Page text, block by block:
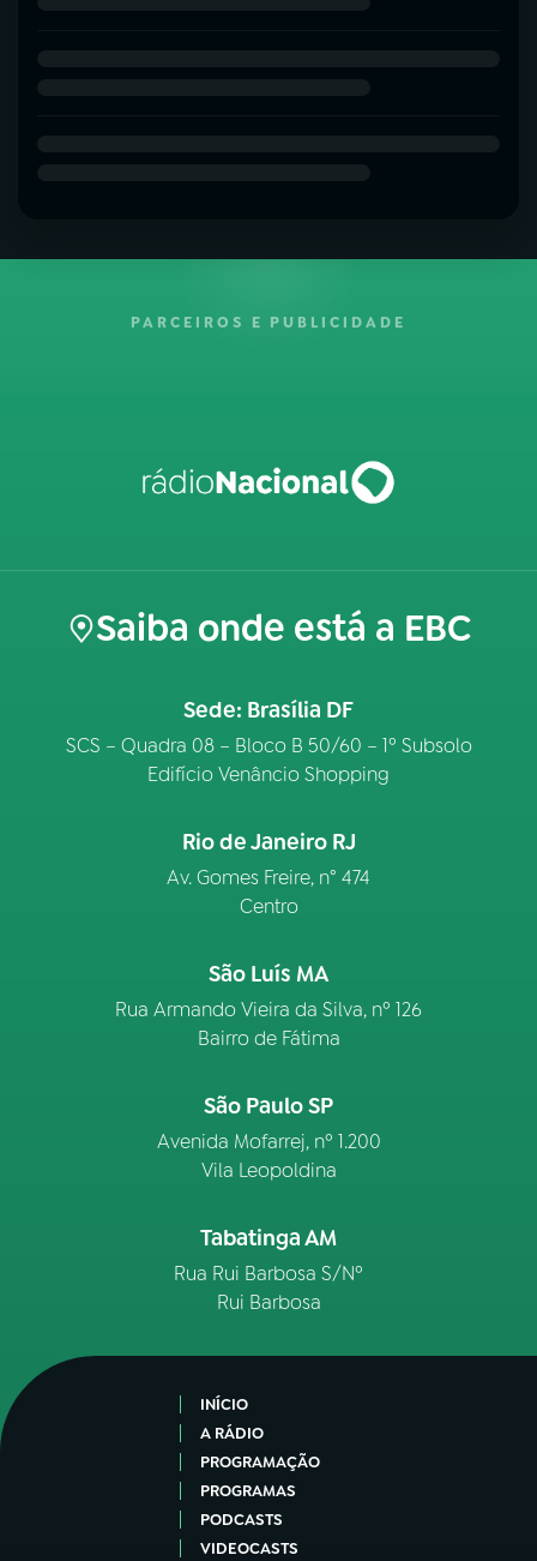
PARCEIROS E PUBLICIDADE
Saiba onde está a EBC
Sede: Brasília DF
SCS – Quadra 08 – Bloco B 50/60 – 1º Subsolo
Edifício Venâncio Shopping
Rio de Janeiro RJ
Av. Gomes Freire, n° 474
Centro
São Luís MA
Rua Armando Vieira da Silva, nº 126
Bairro de Fátima
São Paulo SP
Avenida Mofarrej, nº 1.200
Vila Leopoldina
Tabatinga AM
Rua Rui Barbosa S/Nº
Rui Barbosa
INÍCIO
A RÁDIO
PROGRAMAÇÃO
PROGRAMAS
PODCASTS
VIDEOCASTS